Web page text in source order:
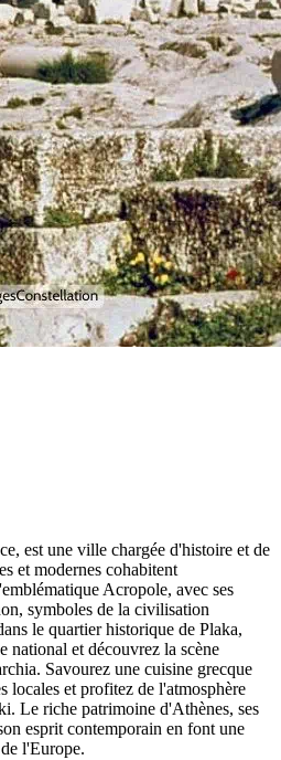
est une ville chargée d'histoire et de
et modernes cohabitent
Acropole, avec ses
symboles de la civilisation
le quartier historique de Plaka,
national et découvrez la scène
Savourez une cuisine grecque
locales et profitez de l'atmosphère
Le riche patrimoine d'Athènes, ses
esprit contemporain en font une
l'Europe.